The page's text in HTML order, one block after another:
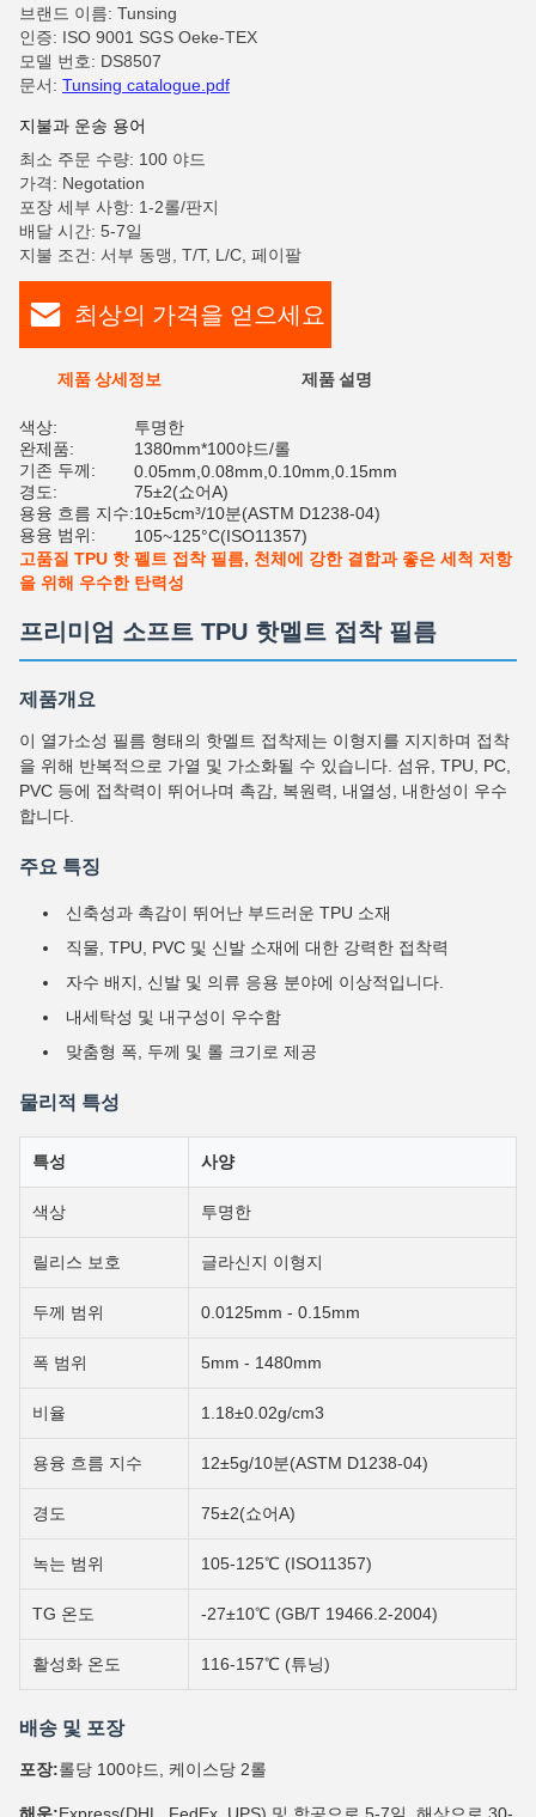
브랜드 이름: Tunsing
인증: ISO 9001 SGS Oeke-TEX
모델 번호: DS8507
문서: Tunsing catalogue.pdf
지불과 운송 용어
최소 주문 수량: 100 야드
가격: Negotation
포장 세부 사항: 1-2롤/판지
배달 시간: 5-7일
지불 조건: 서부 동맹, T/T, L/C, 페이팔
최상의 가격을 얻으세요
제품 상세정보 제품 설명
색상:
투명한
완제품:
1380mm*100야드/롤
기존 두께:
0.05mm,0.08mm,0.10mm,0.15mm
경도:
75±2(쇼어A)
용융 흐름 지수:10±5cm³/10분(ASTM D1238-04)
용융 범위:
105~125°C(ISO11357)
고품질 TPU 핫 펠트 접착 필름, 천체에 강한 결합과 좋은 세척 저항
을 위해 우수한 탄력성
프리미엄 소프트 TPU 핫멜트 접착 필름
제품개요
이 열가소성 필름 형태의 핫멜트 접착제는 이형지를 지지하며 접착
을 위해 반복적으로 가열 및 가소화될 수 있습니다. 섬유, TPU, PC,
PVC 등에 접착력이 뛰어나며 촉감, 복원력, 내열성, 내한성이 우수
합니다.
주요 특징
신축성과 촉감이 뛰어난 부드러운 TPU 소재
직물, TPU, PVC 및 신발 소재에 대한 강력한 접착력
자수 배지, 신발 및 의류 응용 분야에 이상적입니다.
내세탁성 및 내구성이 우수함
맞춤형 폭, 두께 및 롤 크기로 제공
물리적 특성
특성 사양
색상 투명한
릴리스 보호 글라신지 이형지
두께 범위 0.0125mm - 0.15mm
폭 범위 5mm - 1480mm
비율 1.18±0.02g/cm3
용융 흐름 지수 12±5g/10분(ASTM D1238-04)
경도 75±2(쇼어A)
녹는 범위 105-125℃ (ISO11357)
TG 온도 -27±10℃ (GB/T 19466.2-2004)
활성화 온도 116-157℃ (튜닝)
배송 및 포장
포장:롤당 100야드, 케이스당 2롤